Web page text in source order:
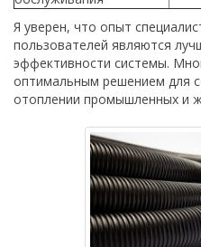
Я уверен, что опыт
пользователей являются
эффективности системы.
оптимальным решением для
отоплении промышленных и